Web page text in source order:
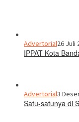
Advertorial26 Juli
IPPAT Kota
Advertorial3
Satu-satunya di